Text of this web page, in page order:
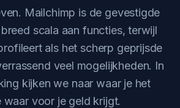
Mailchimp is de gevestigde
scala aan functies, terwijl
als het scherp geprijsde
veel mogelijkheden. In
kijken we naar waar je het
waar voor je geld krijgt.